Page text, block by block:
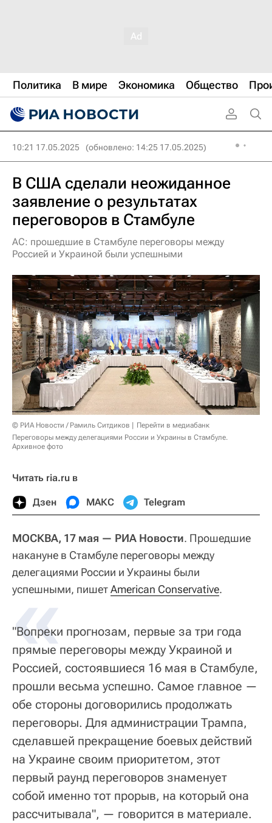
Политика В мире Экономика Общество
10:21 17.05.2025 (обновлено: 14:25 17.05.2025)
В США сделали неожиданное
заявление о результатах
переговоров в Стамбуле
AC: прошедшие в Стамбуле переговоры между
Россией и Украиной были успешными
© РИА Новости / Рамиль Ситдиков
Перейти в медиабанк
Переговоры между делегациями России и Украины в Стамбуле.
Архивное фото
Читать ria.ru в
Дзен МАКС Telegram
МОСКВА, 17 мая — РИА Новости. Прошедшие
накануне в Стамбуле переговоры между
делегациями России и Украины были
успешными, пишетAmerican Conservative.
«
"Вопреки прогнозам, первые за три года
прямые переговоры между Украиной и
Россией, состоявшиеся 16 мая в Стамбуле,
прошли весьма успешно. Самое главное —
обе стороны договорились продолжать
переговоры. Для администрации Трампа,
сделавшей прекращение боевых действий
на Украине своим приоритетом, этот
первый раунд переговоров знаменует
собой именно тот прорыв, на который она
рассчитывала", — говорится в материале.